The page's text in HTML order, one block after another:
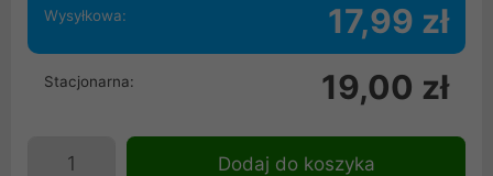
Wysyłkowa: 17,99 zł
Stacjonarna: 19,00 zł
Dodaj do koszyka